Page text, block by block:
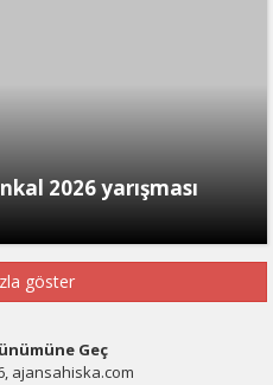
2026 yarışması
göster
Geç
ajansahiska.com